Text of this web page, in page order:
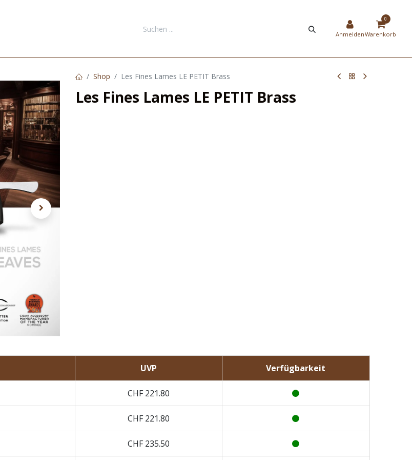
NEUKUNDE REGISTRIERUNG
Anmelden
0
Warenkorb
Shop Les Fines Lames LE PETIT Brass
Les Fines Lames LE PETIT Brass
UVP Verfügbarkeit
CHF221.80
CHF221.80
CHF235.50